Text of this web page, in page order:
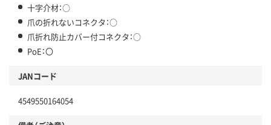
十字介材：○
爪の折れないコネクタ：○
爪折れ防止カバー付コネクタ：○
PoE：〇
JANコード
4549550164054